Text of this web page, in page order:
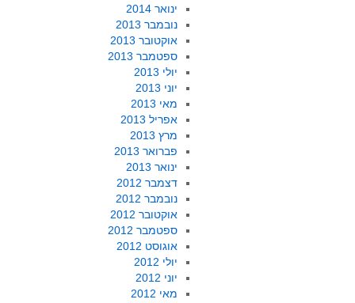
ינואר 2014
נובמבר 2013
אוקטובר 2013
ספטמבר 2013
יולי 2013
יוני 2013
מאי 2013
אפריל 2013
מרץ 2013
פברואר 2013
ינואר 2013
דצמבר 2012
נובמבר 2012
אוקטובר 2012
ספטמבר 2012
אוגוסט 2012
יולי 2012
יוני 2012
מאי 2012